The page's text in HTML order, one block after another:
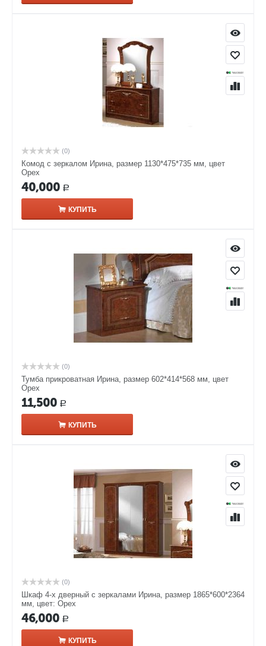
(0)
Комод с зеркалом Ирина, размер 1130*475*735 мм, цвет
Орех
40,000 Р
КУПИТЬ
(0)
Тумба прикроватная Ирина, размер 602*414*568 мм, цвет
Орех
11,500 Р
КУПИТЬ
(0)
Шкаф 4-х дверный с зеркалами Ирина, размер 1865*600*2364
мм, цвет: Орех
46,000 Р
КУПИТЬ